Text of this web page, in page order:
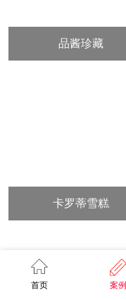
品酱珍藏
卡罗蒂雪糕
首页 案例